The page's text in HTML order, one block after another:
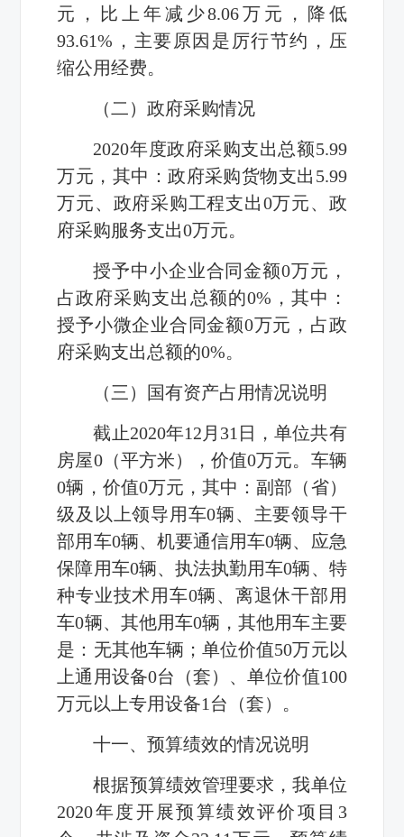
元，比上年减少8.06万元，降低
93.61%，主要原因是厉行节约，压
缩公用经费。
（二）政府采购情况
2020年度政府采购支出总额5.99
万元，其中：政府采购货物支出5.99
万元、政府采购工程支出0万元、政
府采购服务支出0万元。
授予中小企业合同金额0万元，
占政府采购支出总额的0%，其中：
授予小微企业合同金额0万元，占政
府采购支出总额的0%。
（三）国有资产占用情况说明
截止2020年12月31日，单位共有
房屋0（平方米），价值0万元。车辆
0辆，价值0万元，其中：副部（省）
级及以上领导用车0辆、主要领导干
部用车0辆、机要通信用车0辆、应急
保障用车0辆、执法执勤用车0辆、特
种专业技术用车0辆、离退休干部用
车0辆、其他用车0辆，其他用车主要
是：无其他车辆；单位价值50万元以
上通用设备0台（套）、单位价值100
万元以上专用设备1台（套）。
十一、预算绩效的情况说明
根据预算绩效管理要求，我单位
2020年度开展预算绩效评价项目3